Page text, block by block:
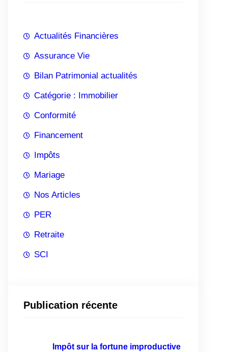
h
e
Actualités Financières
Assurance Vie
Bilan Patrimonial actualités
Catégorie : Immobilier
Conformité
Financement
Impôts
Mariage
Nos Articles
PER
Retraite
SCI
Publication récente
Impôt sur la fortune improductive